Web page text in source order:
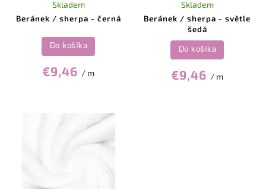
Beránek / sherpa - černá
Skladem
€9,46 / m
Do košíka
Beránek / sherpa - světle
šedá
Skladem
€9,46 / m
Do košíka